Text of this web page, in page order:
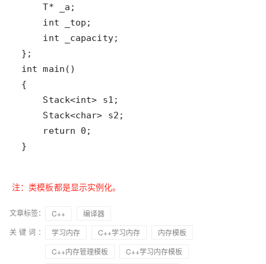
}
注：类模板都是显示实例化。
文章标签： C++
编译器
关键词：
学习内存 C++学习内存
内存模板
C++内存管理模板
C++学习内存模板